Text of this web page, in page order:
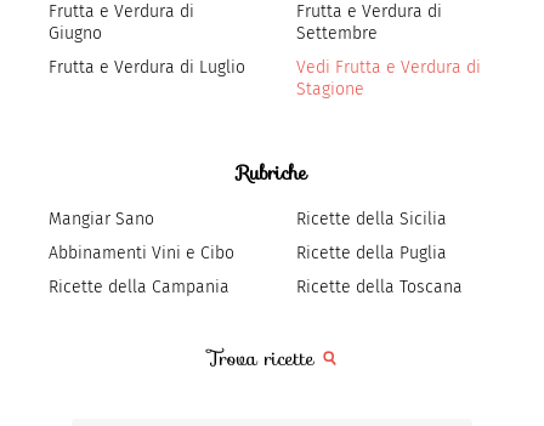
Frutta e Verdura di
Giugno
Frutta e Verdura di Luglio
Frutta e Verdura di
Settembre
Vedi Frutta e Verdura di
Stagione
Rubriche
Mangiar Sano
Abbinamenti Vini e Cibo
Ricette della Campania
Ricette della Sicilia
Ricette della Puglia
Ricette della Toscana
Trova ricette